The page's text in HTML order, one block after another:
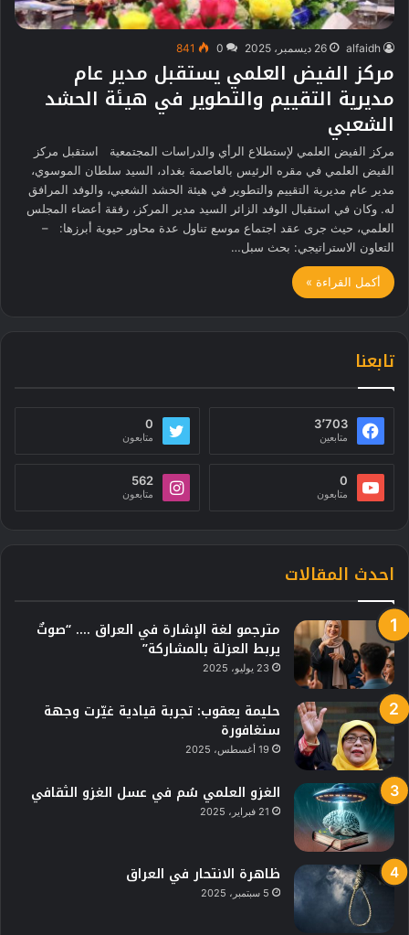
alfaidh 26 ديسمبر، 2025 0
841
مركز الفيض العلمي يستقبل مدير عام
مديرية التقييم والتطوير في هيئة الحشد
الشعبي
مركز الفيض العلمي لإستطلاع الرأي والدراسات المجتمعية استقبل مركز
الفيض العلمي في مقره الرئيس بالعاصمة بغداد، السيد سلطان الموسوي،
مدير عام مديرية التقييم والتطوير في هيئة الحشد الشعبي، والوفد المرافق
له. ​وكان في استقبال الوفد الزائر السيد مدير المركز، رفقة أعضاء المجلس
العلمي، حيث جرى عقد اجتماع موسع تناول عدة محاور حيوية أبرزها: – ​
التعاون الاستراتيجي: بحث سبل…
أكمل القراءة »
تابعنا
3٬703
متابعين
0
متابعون
0
متابعون
562
متابعون
احدث المقالات
مترجمو لغة الإشارة في العراق …. “صوتٌ
يربط العزلة بالمشاركة”
23 يوليو، 2025
حليمة يعقوب: تجربة قيادية غيّرت وجهة
سنغافورة
19 أغسطس، 2025
الغزو العلمي سُم في عسل الغزو الثقافي
21 فبراير، 2025
ظاهرة الانتحار في العراق
5 سبتمبر، 2025